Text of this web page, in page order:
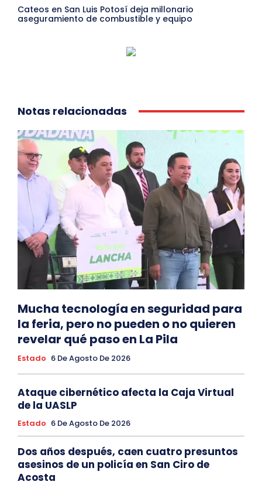
Cateos en San Luis Potosí deja millonario
aseguramiento de combustible y equipo
Notas relacionadas
Mucha tecnología en seguridad para
la feria, pero no pueden o no quieren
revelar qué paso en La Pila
Estado 6 De Agosto De 2026
Ataque cibernético afecta la Caja Virtual
de la UASLP
Estado 6 De Agosto De 2026
Dos años después, caen cuatro presuntos
asesinos de un policía en San Ciro de
Acosta